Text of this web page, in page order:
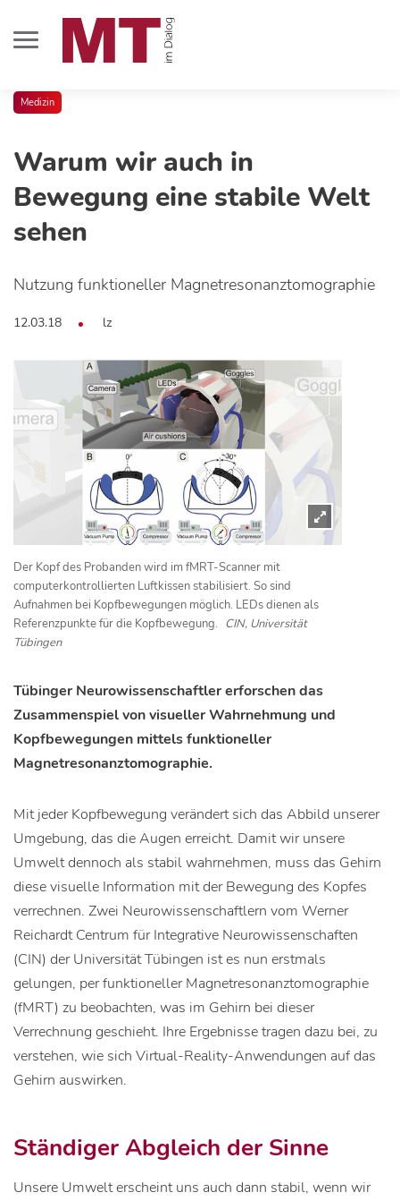
Medizin
Warum wir auch in
Bewegung eine stabile Welt
sehen
Nutzung funktioneller Magnetresonanztomographie
12.03.18 lz
Der Kopf des Probanden wird im fMRT-Scanner mit
computerkontrollierten Luftkissen stabilisiert. So sind
Aufnahmen bei Kopfbewegungen möglich. LEDs dienen als
Referenzpunkte für die Kopfbewegung. CIN, Universität
Tübingen
Tübinger Neurowissenschaftler erforschen das
Zusammenspiel von visueller Wahrnehmung und
Kopfbewegungen mittels funktioneller
Magnetresonanztomographie.
Mit jeder Kopfbewegung verändert sich das Abbild unserer
Umgebung, das die Augen erreicht. Damit wir unsere
Umwelt dennoch als stabil wahrnehmen, muss das Gehirn
diese visuelle Information mit der Bewegung des Kopfes
verrechnen. Zwei Neurowissenschaftlern vom Werner
Reichardt Centrum für Integrative Neurowissenschaften
(CIN) der Universität Tübingen ist es nun erstmals
gelungen, per funktioneller Magnetresonanztomographie
(fMRT) zu beobachten, was im Gehirn bei dieser
Verrechnung geschieht. Ihre Ergebnisse tragen dazu bei, zu
verstehen, wie sich Virtual-Reality-Anwendungen auf das
Gehirn auswirken.
Ständiger Abgleich der Sinne
Unsere Umwelt erscheint uns auch dann stabil, wenn wir